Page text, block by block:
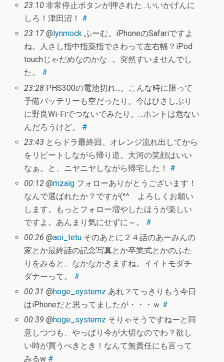
23:10 非常停止ボタンが押された…いいかげんに
しろ！津田沼！ #
23:17 @ lynmock ふーむ。iPhoneのSafariですよ
ね。人さし指中指薬指でさわって左右幅？iPod
touchじゃだめなのかな…。突然すいませんでし
た。 #
23:28 PHS300の電池切れ…。こんな時に限って
予備バッテリーも空だったり。今はひさしぶり
に野良Wi-Fiでつないでみたり。…ホントは危ない
んだろうけど。 #
23:43 とらドラ最終回、オレンジ流れ出してから
をリピートしながら帰り道。大河の笑顔はいい
なぁ。と、ニヤニヤしながら帰宅した！ #
00:12 @mzaig フォローありがとうございます！
なんで選ばれたか？ですが(^^ゞよろしくお願い
します。もっとフォロー増やしたほうが楽しい
ですよ。あんまり気にせずに～。 #
00:26 @aoi_tetu そのあとに２４話のあーみんの
家とか最終話の記念写真とか卒業式とかのふた
りをみると、なかなかきますね。イイトモダチ
ダナーって。 #
00:31 @hoge_systemz あれ？てっきりもう今日
はiPhoneだと思ってましたが・・・ｗ #
00:39 @hoge_systemz そりゃそうですねーと同
意しつつも、やっぱり今が大切なのでわ？欲し
い時が買うべきとき！なんて無責任にも言って
みるw #